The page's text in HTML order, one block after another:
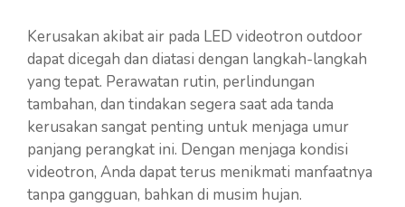
Kerusakan akibat air pada LED videotron outdoor
dapat dicegah dan diatasi dengan langkah-langkah
yang tepat. Perawatan rutin, perlindungan
tambahan, dan tindakan segera saat ada tanda
kerusakan sangat penting untuk menjaga umur
panjang perangkat ini. Dengan menjaga kondisi
videotron, Anda dapat terus menikmati manfaatnya
tanpa gangguan, bahkan di musim hujan.